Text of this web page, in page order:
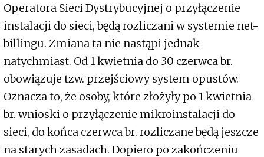
Operatora Sieci Dystrybucyjnej o przyłączenie
instalacji do sieci, będą rozliczani w systemie net-
billingu. Zmiana ta nie nastąpi jednak
natychmiast. Od 1 kwietnia do 30 czerwca br.
obowiązuje tzw. przejściowy system opustów.
Oznacza to, że osoby, które złożyły po 1 kwietnia
br. wnioski o przyłączenie mikroinstalacji do
sieci, do końca czerwca br. rozliczane będą jeszcze
na starych zasadach. Dopiero po zakończeniu